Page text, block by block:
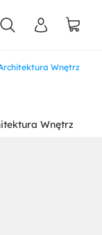
Wnętrz
Wnętrz